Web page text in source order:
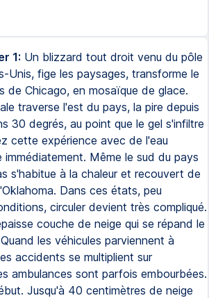
1: Un blizzard tout droit venu du pôle
Unis, fige les paysages, transforme le
de Chicago, en mosaïque de glace.
traverse l'est du pays, la pire depuis
30 degrés, au point que le gel s'infiltre
cette expérience avec de l'eau
immédiatement. Même le sud du pays
s'habitue à la chaleur et recouvert de
Dans ces états, peu
circuler devient très compliqué.
couche de neige qui se répand le
les véhicules parviennent à
accidents se multiplient sur
ambulances sont parfois embourbées.
Jusqu'à 40 centimètres de neige